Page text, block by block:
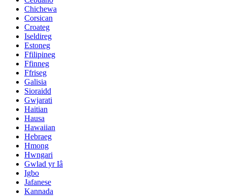
Chichewa
Corsican
Croateg
Iseldireg
Estoneg
Ffilipineg
Ffinneg
Ffriseg
Galisia
Sioraidd
Gwjarati
Haitian
Hausa
Hawaiian
Hebraeg
Hmong
Hwngari
Gwlad yr Iâ
Igbo
Jafanese
Kannada